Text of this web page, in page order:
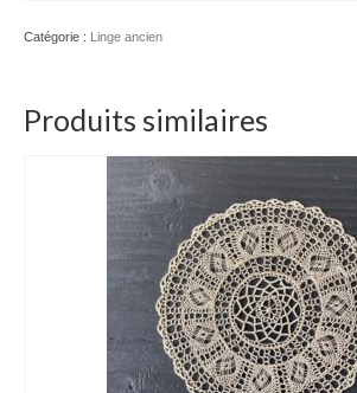
Catégorie : Linge ancien
Produits similaires